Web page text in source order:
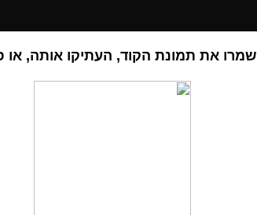
שמרו את תמונת הקוד, העתיקו אותה, או